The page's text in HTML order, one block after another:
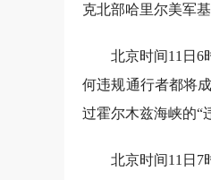
克北部哈里尔美军
北京时间11日6
何违规通行者都将
过霍尔木兹海峡的“
北京时间11日7